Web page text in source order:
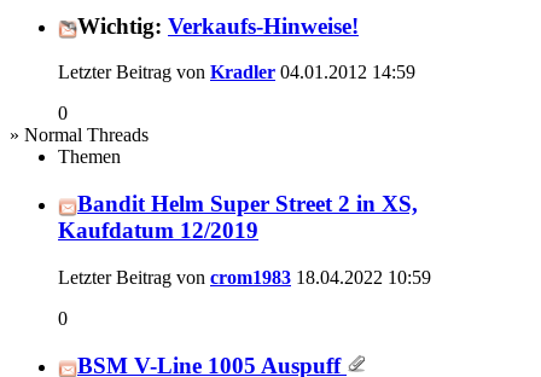
Wichtig: Verkaufs-Hinweise!
Letzter Beitrag von Kradler 04.01.2012 14:59
0
» Normal Threads
Themen
Bandit Helm Super Street 2 in XS,
Kaufdatum 12/2019
Letzter Beitrag von crom1983 18.04.2022 10:59
0
BSM V-Line 1005 Auspuff